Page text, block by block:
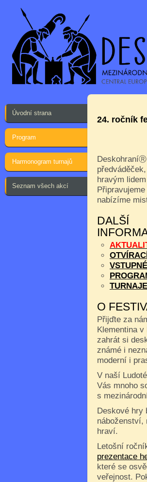
Úvodní strana
Program
Harmonogram turnajů
Seznam všech akcí
24. ročník
DeskohraníⓇ
hravým
nabízíme
DALŠÍ
VSTUPNÉ
TURNAJE
O
Přijďte za
Klementina v
zahrát si
známé i
moderní i
V naší
Vás mnoho
s
Deskové hry
náboženství,
hraví.
Letošní
prezentace
které se
veřejnost.